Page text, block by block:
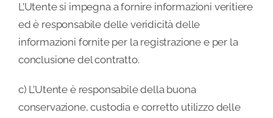
L’Utente si impegna a fornire informazioni veritiere
ed è responsabile delle veridicità delle
informazioni fornite per la registrazione e per la
conclusione del contratto.
c) L’Utente è responsabile della buona
conservazione, custodia e corretto utilizzo delle